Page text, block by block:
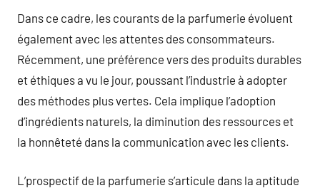
Dans ce cadre, les courants de la parfumerie évoluent
également avec les attentes des consommateurs.
Récemment, une préférence vers des produits durables
et éthiques a vu le jour, poussant l’industrie à adopter
des méthodes plus vertes. Cela implique l’adoption
d’ingrédients naturels, la diminution des ressources et
la honnêteté dans la communication avec les clients.
L’prospectif de la parfumerie s’articule dans la aptitude